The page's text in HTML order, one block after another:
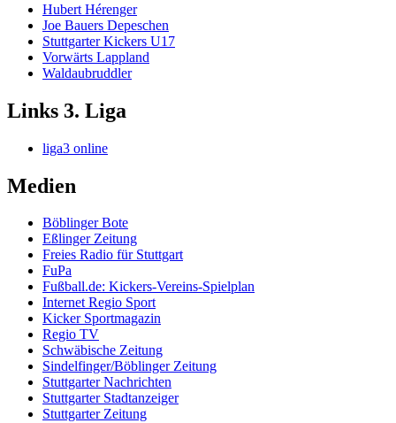
Hubert Hérenger
Joe Bauers Depeschen
Stuttgarter Kickers U17
Vorwärts Lappland
Waldaubruddler
Links 3. Liga
liga3 online
Medien
Böblinger Bote
Eßlinger Zeitung
Freies Radio für Stuttgart
FuPa
Fußball.de: Kickers-Vereins-Spielplan
Internet Regio Sport
Kicker Sportmagazin
Regio TV
Schwäbische Zeitung
Sindelfinger/Böblinger Zeitung
Stuttgarter Nachrichten
Stuttgarter Stadtanzeiger
Stuttgarter Zeitung